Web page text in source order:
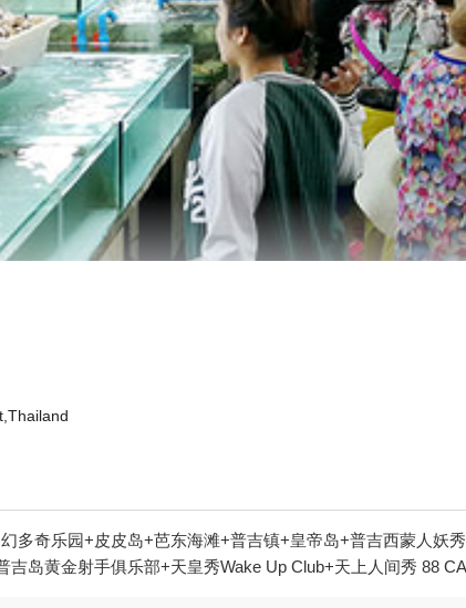
多奇乐园+皮皮岛+芭东海滩+普吉镇+皇帝岛+普吉西蒙人
岛黄金射手俱乐部+天皇秀Wake Up Club+天上人间秀 88